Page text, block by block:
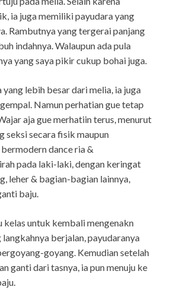
ia juga memiliki payudara yang
Rambutnya yang tergerai panjang
indahnya. Walaupun ada pula
yang saya pikir cukup bohai juga.
lebih besar dari melia, ia juga
Namun perhatian gue tetap
aja gue merhatiin terus, menurut
seksi secara fisik maupun
dance ria &
pada laki-laki, dengan keringat
leher & bagian-bagian lainnya,
baju.
kelas untuk kembali mengenakn
langkahnya berjalan, payudaranya
goyang. Kemudian setelah
ganti dari tasnya, ia pun menuju ke